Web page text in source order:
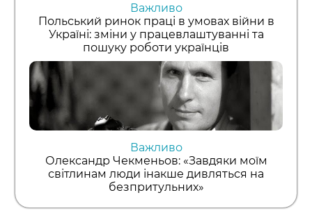
Важливо
Польський ринок праці в умовах війни в
Україні: зміни у працевлаштуванні та
пошуку роботи українців
Важливо
Олександр Чекменьов: «Завдяки моїм
світлинам люди інакше дивляться на
безпритульних»